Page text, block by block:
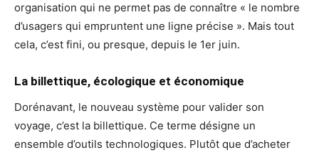
organisation qui ne permet pas de connaître « le nombre
d’usagers qui empruntent une ligne précise ». Mais tout
cela, c’est fini, ou presque, depuis le 1er juin.
La billettique, écologique et économique
Dorénavant, le nouveau système pour valider son
voyage, c’est la billettique. Ce terme désigne un
ensemble d’outils technologiques. Plutôt que d’acheter